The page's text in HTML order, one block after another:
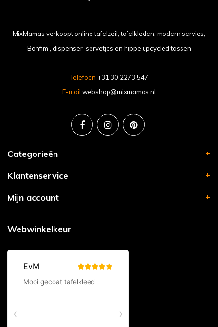
MixMamas verkoopt online tafelzeil, tafelkleden, modern servies,
Bonfim , dispenser-servetjes en hippe upcycled tassen
Telefoon +31 30 2273 547
E-mail webshop@mixmamas.nl
Categorieën
Klantenservice
Mijn account
Webwinkelkeur